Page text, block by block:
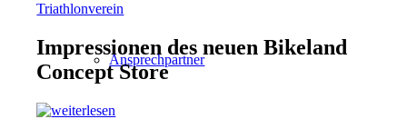
Ansprechpartner
Triathlonverein
Impressionen des neuen Bikeland
Concept Store